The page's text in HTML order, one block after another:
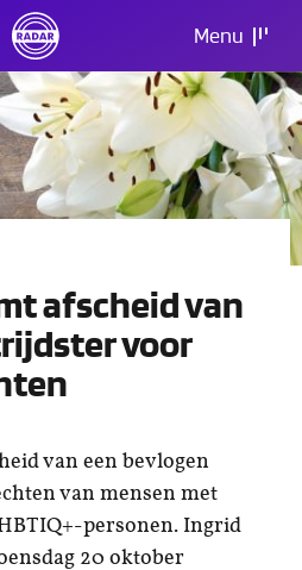
Menu
afscheid van
voor
van een bevlogen
van mensen met
personen. Ingrid
20 oktober